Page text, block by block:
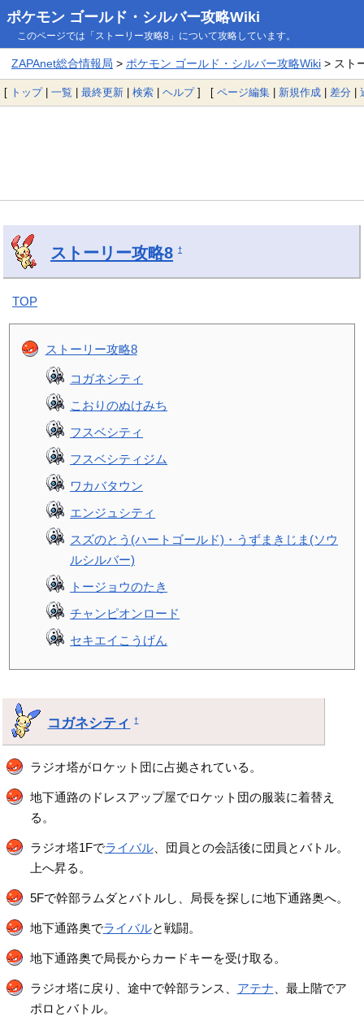
ポケモン ゴールド・シルバー攻略Wiki
このページでは「ストーリー攻略8」について攻略しています。
ZAPAnet総合情報局 > ポケモン ゴールド・シルバー攻略Wiki> スト
[ トップ| 一覧 | 最終更新 | 検索 | ヘルプ] [ ページ編集 | 新規作成 | 差分 |
ストーリー攻略8 †
TOP
ストーリー攻略8
コガネシティ
こおりのぬけみち
フスベシティ
フスベシティジム
ワカバタウン
エンジュシティ
スズのとう(ハートゴールド)・うずまきじま(ソウ
ルシルバー)
トージョウのたき
チャンピオンロード
セキエイこうげん
コガネシティ †
ラジオ塔がロケット団に占拠されている。
地下通路のドレスアップ屋でロケット団の服装に着替え
る。
ラジオ塔1Fでライバル、団員との会話後に団員とバトル。
上へ昇る。
5Fで幹部ラムダとバトルし、局長を探しに地下通路奥へ。
地下通路奥でライバルと戦闘。
地下通路奥で局長からカードキーを受け取る。
ラジオ塔に戻り、途中で幹部ランス、 アテナ 、最上階でア
ポロとバトル。